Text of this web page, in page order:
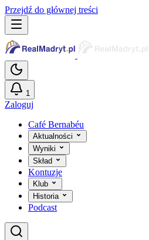
Przejdź do głównej treści
1
Zaloguj
Café Bernabéu
Aktualności
Wyniki
Skład
Kontuzje
Klub
Historia
Podcast